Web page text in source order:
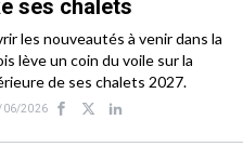
ses chalets
les nouveautés à venir dans la
lève un coin du voile sur la
de ses chalets 2027.
06/2026